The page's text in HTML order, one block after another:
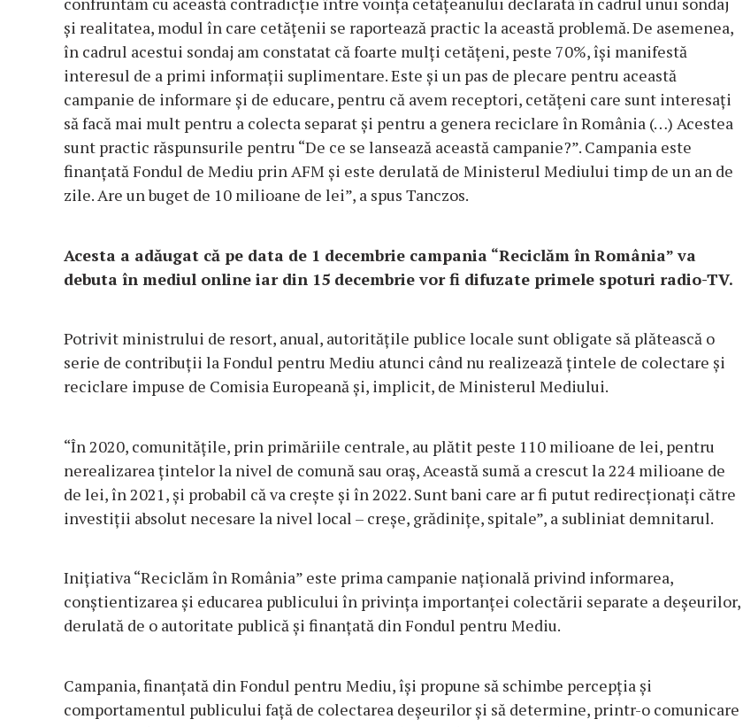
confruntăm cu această contradicţie între voinţa cetăţeanului declarată în cadrul unui sondaj
şi realitatea, modul în care cetăţenii se raportează practic la această problemă. De asemenea,
în cadrul acestui sondaj am constatat că foarte mulţi cetăţeni, peste 70%, îşi manifestă
interesul de a primi informaţii suplimentare. Este şi un pas de plecare pentru această
campanie de informare şi de educare, pentru că avem receptori, cetăţeni care sunt interesaţi
să facă mai mult pentru a colecta separat şi pentru a genera reciclare în România (…) Acestea
sunt practic răspunsurile pentru “De ce se lansează această campanie?”. Campania este
finanţată Fondul de Mediu prin AFM şi este derulată de Ministerul Mediului timp de un an de
zile. Are un buget de 10 milioane de lei”, a spus Tanczos.
Acesta a adăugat că pe data de 1 decembrie campania “Reciclăm în România” va
debuta în mediul online iar din 15 decembrie vor fi difuzate primele spoturi radio-TV.
Potrivit ministrului de resort, anual, autorităţile publice locale sunt obligate să plătească o
serie de contribuţii la Fondul pentru Mediu atunci când nu realizează ţintele de colectare şi
reciclare impuse de Comisia Europeană şi, implicit, de Ministerul Mediului.
“În 2020, comunităţile, prin primăriile centrale, au plătit peste 110 milioane de lei, pentru
nerealizarea ţintelor la nivel de comună sau oraş, Această sumă a crescut la 224 milioane de
de lei, în 2021, şi probabil că va creşte şi în 2022. Sunt bani care ar fi putut redirecţionaţi către
investiţii absolut necesare la nivel local – creşe, grădiniţe, spitale”, a subliniat demnitarul.
Iniţiativa “Reciclăm în România” este prima campanie naţională privind informarea,
conştientizarea şi educarea publicului în privinţa importanţei colectării separate a deşeurilor,
derulată de o autoritate publică şi finanţată din Fondul pentru Mediu.
Campania, finanţată din Fondul pentru Mediu, îşi propune să schimbe percepţia şi
comportamentul publicului faţă de colectarea deşeurilor şi să determine, printr-o comunicare